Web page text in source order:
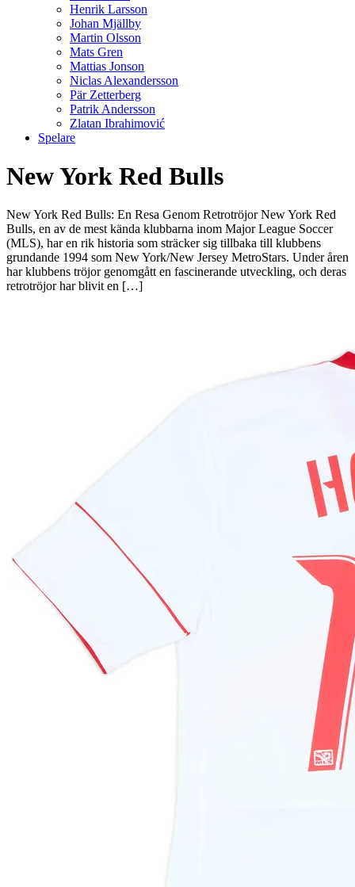
Henrik Larsson
Johan Mjällby
Martin Olsson
Mats Gren
Mattias Jonson
Niclas Alexandersson
Pär Zetterberg
Patrik Andersson
Zlatan Ibrahimović
Spelare
New York Red Bulls
New York Red Bulls: En Resa Genom Retrotröjor New York Red
Bulls, en av de mest kända klubbarna inom Major League Soccer
(MLS), har en rik historia som sträcker sig tillbaka till klubbens
grundande 1994 som New York/New Jersey MetroStars. Under åren
har klubbens tröjor genomgått en fascinerande utveckling, och deras
retrotröjor har blivit en […]